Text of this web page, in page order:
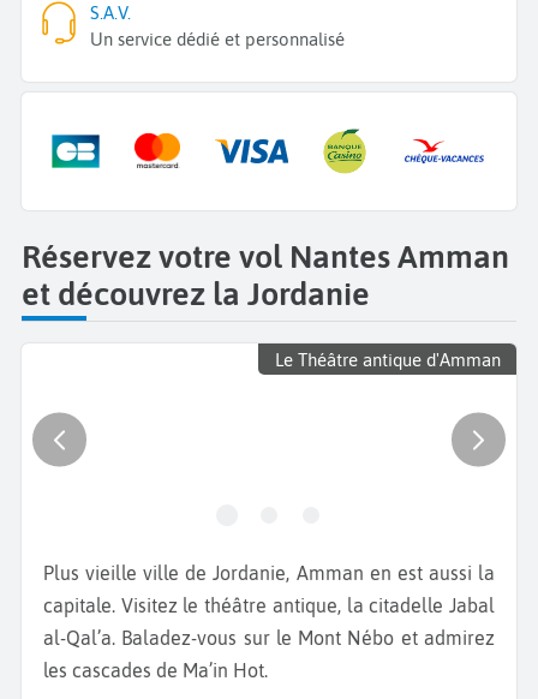
S.A.V.
Un service dédié et personnalisé
Réservez votre vol Nantes Amman
et découvrez la Jordanie
Le Théâtre antique d'Amman
Plus vieille ville de Jordanie, Amman en est aussi la
capitale. Visitez le théâtre antique, la citadelle Jabal
al-Qal’a. Baladez-vous sur le Mont Nébo et admirez
les cascades de Ma’in Hot.